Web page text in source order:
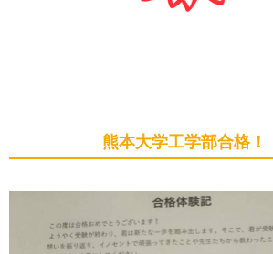
熊本大学工学部合格！